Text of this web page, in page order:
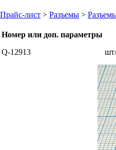
Прайс-лист > Разъемы >
Номер или доп. параметры
Q-12913